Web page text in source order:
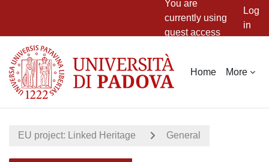
You are
currently using
guest access
Log
in
Home More
EU project: Linked Heritage General